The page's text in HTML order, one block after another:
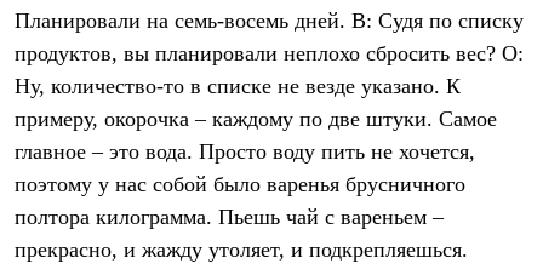
Планировали на семь-восемь дней. В: Судя по списку
продуктов, вы планировали неплохо сбросить вес? О:
Ну, количество-то в списке не везде указано. К
примеру, окорочка – каждому по две штуки. Самое
главное – это вода. Просто воду пить не хочется,
поэтому у нас собой было варенья брусничного
полтора килограмма. Пьешь чай с вареньем –
прекрасно, и жажду утоляет, и подкрепляешься.